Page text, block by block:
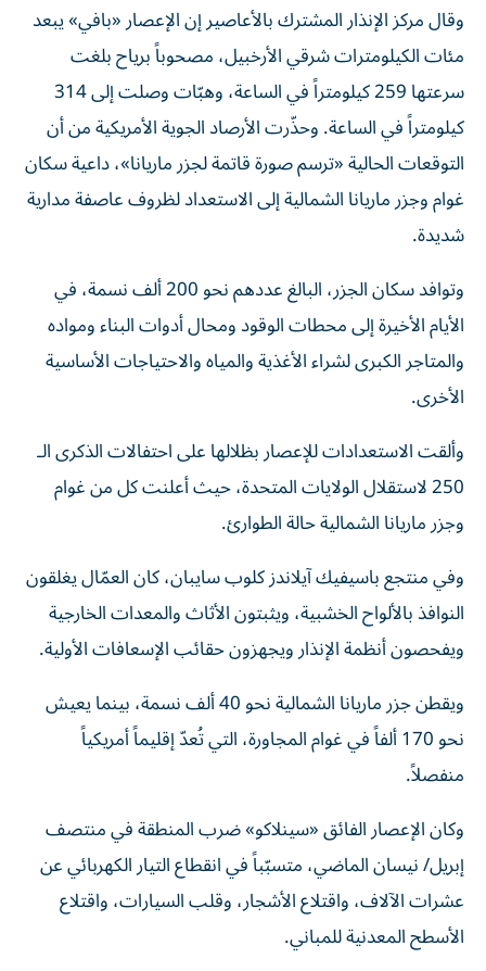
وقال مركز الإنذار المشترك بالأعاصير إن الإعصار «بافي» يبعد
مئات الكيلومترات شرقي الأرخبيل، مصحوباً برياح بلغت
سرعتها 259 كيلومتراً في الساعة، وهبّات وصلت إلى 314
كيلومتراً في الساعة. وحذّرت الأرصاد الجوية الأمريكية من أن
التوقعات الحالية «ترسم صورة قاتمة لجزر ماريانا»، داعية سكان
غوام وجزر ماريانا الشمالية إلى الاستعداد لظروف عاصفة مدارية
شديدة.
وتوافد سكان الجزر، البالغ عددهم نحو 200 ألف نسمة، في
الأيام الأخيرة إلى محطات الوقود ومحال أدوات البناء ومواده
والمتاجر الكبرى لشراء الأغذية والمياه والاحتياجات الأساسية
الأخرى.
وألقت الاستعدادات للإعصار بظلالها على احتفالات الذكرى الـ
250 لاستقلال الولايات المتحدة، حيث أعلنت كل من غوام
وجزر ماريانا الشمالية حالة الطوارئ.
وفي منتجع باسيفيك آيلاندز كلوب سايبان، كان العمّال يغلقون
النوافذ بالألواح الخشبية، ويثبتون الأثاث والمعدات الخارجية
ويفحصون أنظمة الإنذار ويجهزون حقائب الإسعافات الأولية.
ويقطن جزر ماريانا الشمالية نحو 40 ألف نسمة، بينما يعيش
نحو 170 ألفاً في غوام المجاورة، التي تُعدّ إقليماً أمريكياً
منفصلاً.
وكان الإعصار الفائق «سينلاكو» ضرب المنطقة في منتصف
إبريل/ نيسان الماضي، متسبّباً في انقطاع التيار الكهربائي عن
عشرات الآلاف، واقتلاع الأشجار، وقلب السيارات، واقتلاع
الأسطح المعدنية للمباني.